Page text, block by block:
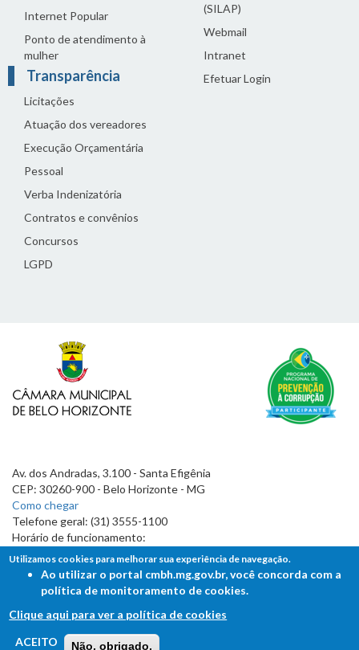
Internet Popular
Ponto de atendimento à
mulher
Transparência
Licitações
Atuação dos vereadores
Execução Orçamentária
Pessoal
Verba Indenizatória
Contratos e convênios
Concursos
LGPD
(SILAP)
Webmail
Intranet
Efetuar Login
Av. dos Andradas, 3.100 - Santa Efigênia
CEP: 30260-900 - Belo Horizonte - MG
Como chegar
Telefone geral: (31) 3555-1100
Horário de funcionamento:
7h às 19h
FALE COM A CÂMARA
Ouvidoria - Lei de Acesso à Informação
Utilizamos cookies para melhorar sua experiência de navegação.
Ao utilizar o portal cmbh.mg.gov.br, você concorda com a
política de monitoramento de cookies.
Clique aqui para ver a política de cookies
ACEITO
Não, obrigado.